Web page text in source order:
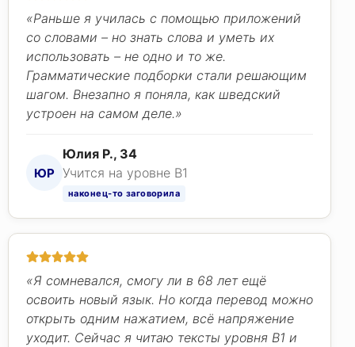
«Раньше я училась с помощью приложений
со словами – но знать слова и уметь их
использовать – не одно и то же.
Грамматические подборки стали решающим
шагом. Внезапно я поняла, как шведский
устроен на самом деле.»
ЮР
Юлия Р., 34
Учится на уровне B1
наконец-то заговорила
«Я сомневался, смогу ли в 68 лет ещё
освоить новый язык. Но когда перевод можно
открыть одним нажатием, всё напряжение
уходит. Сейчас я читаю тексты уровня B1 и